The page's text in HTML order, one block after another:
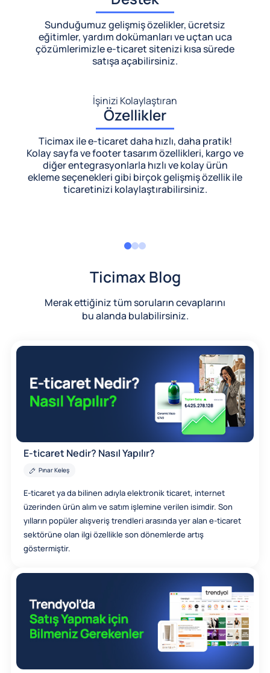
Sunduğumuz gelişmiş özelikler, ücretsiz
eğitimler, yardım dokümanları ve uçtan uca
çözümlerimizlee-ticaret sitenizi kısa sürede
satışa açabilirsiniz.
İşinizi Kolaylaştıran
Özellikler
Ticimax ile e-ticaret daha hızlı, daha pratik!
Kolay sayfa ve footer tasarım özellikleri, kargo ve
diğer entegrasyonlarla hızlı ve kolay ürün
ekleme seçenekleri gibi birçok gelişmiş özellik ile
ticaretinizi kolaylaştırabilirsiniz.
Ticimax Blog
Merak ettiğiniz tüm soruların cevaplarını
bu alanda bulabilirsiniz.
E-ticaret Nedir? Nasıl Yapılır?
Pınar Keleş
E-ticaret ya da bilinen adıyla elektronik ticaret, internet
üzerinden ürün alım ve satım işlemine verilen isimdir. Son
yılların popüler alışveriş trendleri arasında yer alan e-ticaret
sektörüne olan ilgi özellikle son dönemlerde artış
göstermiştir.